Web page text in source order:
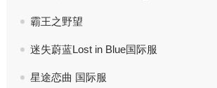
霸王之野望
迷失蔚蓝Lost in Blue国际服
星途恋曲 国际服